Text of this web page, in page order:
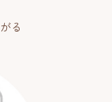
る